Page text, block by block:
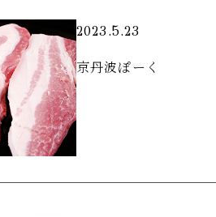
2023.5.23
京丹波ぽーく